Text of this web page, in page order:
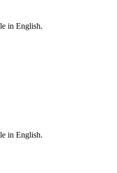
in English.
in English.